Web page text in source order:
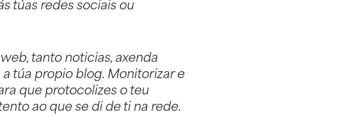
túas redes sociais ou
tanto noticias, axenda
túa propio blog. Monitorizar e
que protocolizes o teu
ao que se di de ti na rede.